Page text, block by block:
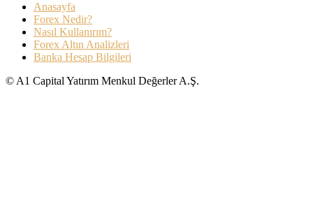
Anasayfa
Forex Nedir?
Nasıl Kullanırım?
Forex Altın Analizleri
Banka Hesap Bilgileri
© A1 Capital Yatırım Menkul Değerler A.Ş.